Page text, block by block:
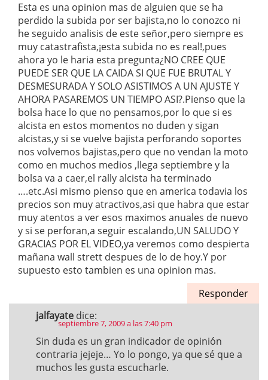
Esta es una opinion mas de alguien que se ha
perdido la subida por ser bajista,no lo conozco ni
he seguido analisis de este señor,pero siempre es
muy catastrafista,¡esta subida no es real!,pues
ahora yo le haria esta pregunta¿NO CREE QUE
PUEDE SER QUE LA CAIDA SI QUE FUE BRUTAL Y
DESMESURADA Y SOLO ASISTIMOS A UN AJUSTE Y
AHORA PASAREMOS UN TIEMPO ASI?.Pienso que la
bolsa hace lo que no pensamos,por lo que si es
alcista en estos momentos no duden y sigan
alcistas,y si se vuelve bajista perforando soportes
nos volvemos bajistas,pero que no vendan la moto
como en muchos medios ,llega septiembre y la
bolsa va a caer,el rally alcista ha terminado
….etc.Asi mismo pienso que en america todavia los
precios son muy atractivos,asi que habra que estar
muy atentos a ver esos maximos anuales de nuevo
y si se perforan,a seguir escalando,UN SALUDO Y
GRACIAS POR EL VIDEO,ya veremos como despierta
mañana wall strett despues de lo de hoy.Y por
supuesto esto tambien es una opinion mas.
Responder
jalfayate dice:
septiembre 7, 2009 a las 7:40 pm
Sin duda es un gran indicador de opinión
contraria jejeje… Yo lo pongo, ya que sé que a
muchos les gusta escucharle.